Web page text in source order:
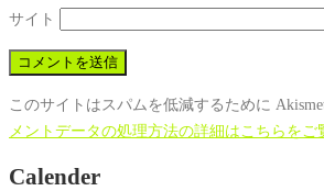
サイト
このサイトはスパムを低減するために
メントデータの処理方法の詳細はこちらをご
Calender